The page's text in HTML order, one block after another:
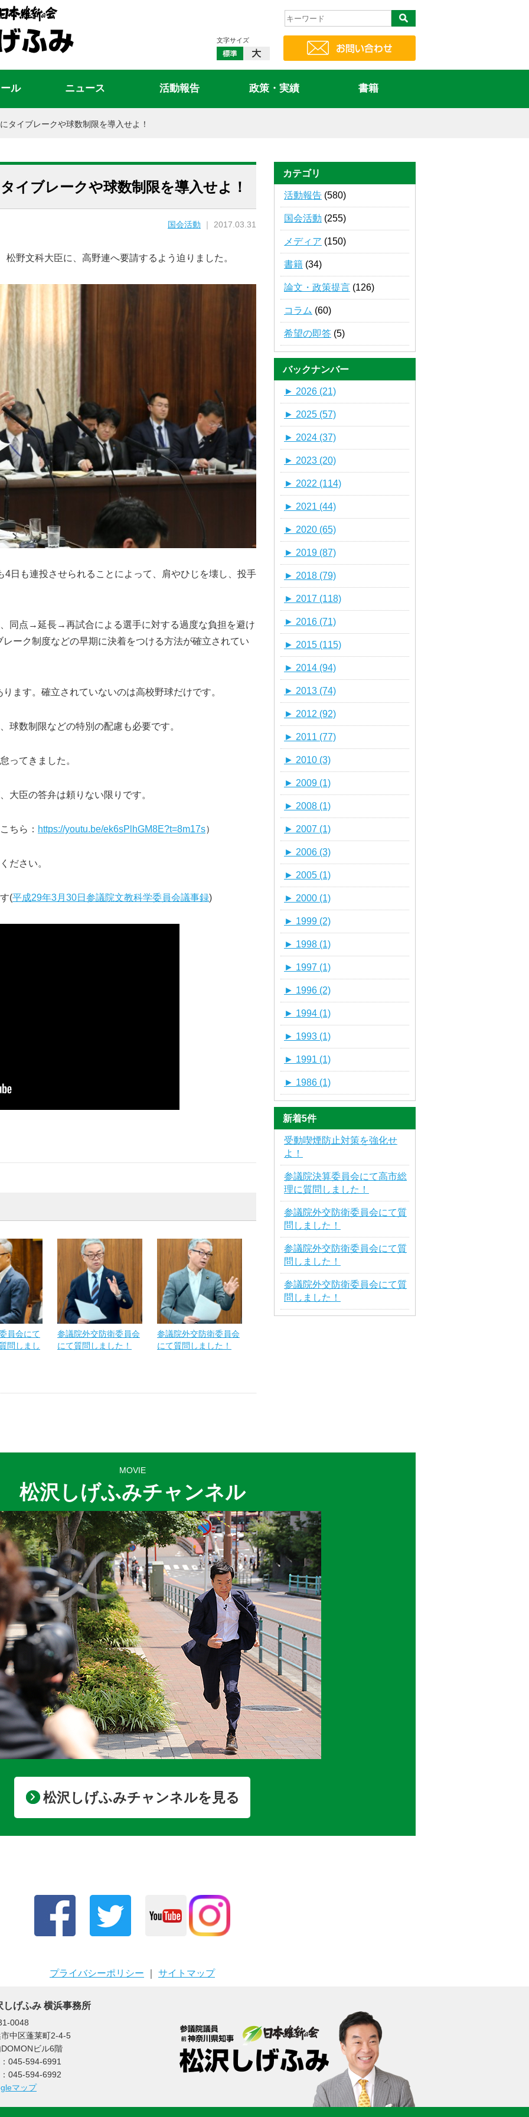
文字サイズ
ル ニュース 活動報告 政策・実績 書籍
タイブレークや球数制限を導入せよ！
イブレークや球数制限を導入せよ！
国会活動 ｜ 2017.03.31
野文科大臣に、高野連へ要請するよう迫りました。
日も連投させられることによって、肩やひじを壊し、投手
同点→延長→再試合による選手に対する過度な負担を避け
ーク制度などの早期に決着をつける方法が確立されてい
ます。確立されていないのは高校野球だけです。
球数制限などの特別の配慮も必要です。
ってきました。
大臣の答弁は頼りない限りです。
ちら： https://youtu.be/ek6sPlhGM8E?t=8m17s）
ださい。
(平成29年3月30日参議院文教科学委員会議事録)
員会にて
問しまし
参議院外交防衛委員会
にて質問しました！
参議院外交防衛委員会
にて質問しました！
カテゴリ
活動報告 (580)
国会活動 (255)
メディア (150)
書籍 (34)
論文・政策提言 (126)
コラム (60)
希望の即答 (5)
バックナンバー
► 2026 (21)
► 2025 (57)
► 2024 (37)
► 2023 (20)
► 2022 (114)
► 2021 (44)
► 2020 (65)
► 2019 (87)
► 2018 (79)
► 2017 (118)
► 2016 (71)
► 2015 (115)
► 2014 (94)
► 2013 (74)
► 2012 (92)
► 2011 (77)
► 2010 (3)
► 2009 (1)
► 2008 (1)
► 2007 (1)
► 2006 (3)
► 2005 (1)
► 2000 (1)
► 1999 (2)
► 1998 (1)
► 1997 (1)
► 1996 (2)
► 1994 (1)
► 1993 (1)
► 1991 (1)
► 1986 (1)
新着5件
受動喫煙防止対策を強化せ
よ！
参議院決算委員会にて高市総
理に質問しました！
参議院外交防衛委員会にて質
問しました！
参議院外交防衛委員会にて質
問しました！
参議院外交防衛委員会にて質
問しました！
MOVIE
松沢しげふみチャンネル
松沢しげふみチャンネルを見る
プライバシーポリシー サイトマップ
しげふみ 横浜事務所
0048
中区蓬莱町2-4-5
ビル6階
045-594-6991
045-594-6992
マップ